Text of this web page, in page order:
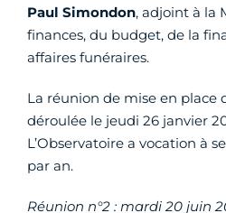
Paul Simondon, adjoint à la
finances, du budget, de la
affaires funéraires.
La réunion de mise en place
déroulée le jeudi 26 janvier
L’Observatoire a vocation à
par an.
Réunion n°2 : mardi 20 juin